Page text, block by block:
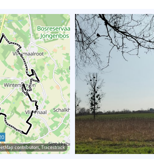
contributors, Tracestrack